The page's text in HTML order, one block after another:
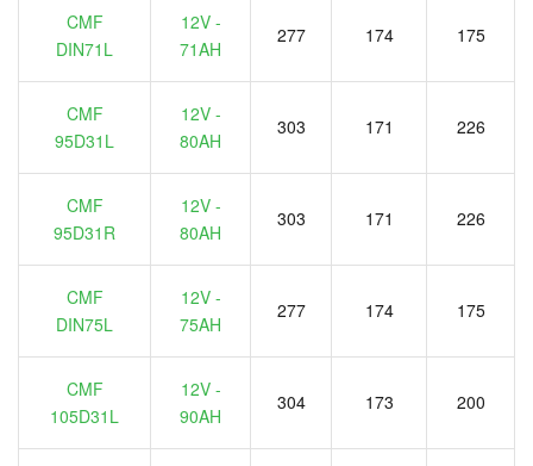
CMF
DIN71L
12V -
71AH
277 174 175
CMF
95D31L
12V -
80AH
303 171 226
CMF
95D31R
12V -
80AH
303 171 226
CMF
DIN75L
12V -
75AH
277 174 175
CMF
105D31L
12V -
90AH
304 173 200